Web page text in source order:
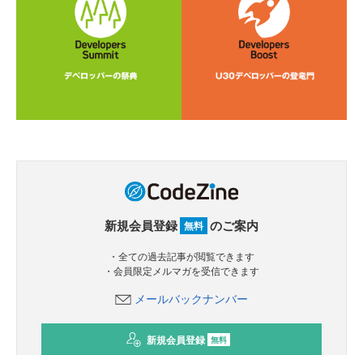
新規会員登録 無料 のご案内
・全ての過去記事が閲覧できます
・会員限定メルマガを受信できます
メールバックナンバー
新規会員登録 無料